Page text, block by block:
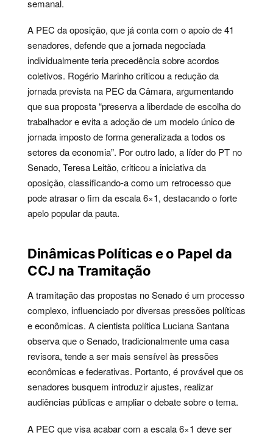
semanal.
A PEC da oposição, que já conta com o apoio de 41
senadores, defende que a jornada negociada
individualmente teria precedência sobre acordos
coletivos. Rogério Marinho criticou a redução da
jornada prevista na PEC da Câmara, argumentando
que sua proposta “preserva a liberdade de escolha do
trabalhador e evita a adoção de um modelo único de
jornada imposto de forma generalizada a todos os
setores da economia”. Por outro lado, a líder do PT no
Senado, Teresa Leitão, criticou a iniciativa da
oposição, classificando-a como um retrocesso que
pode atrasar o fim da escala 6×1, destacando o forte
apelo popular da pauta.
Dinâmicas Políticas e o Papel da
CCJ na Tramitação
A tramitação das propostas no Senado é um processo
complexo, influenciado por diversas pressões políticas
e econômicas. A cientista política Luciana Santana
observa que o Senado, tradicionalmente uma casa
revisora, tende a ser mais sensível às pressões
econômicas e federativas. Portanto, é provável que os
senadores busquem introduzir ajustes, realizar
audiências públicas e ampliar o debate sobre o tema.
A PEC que visa acabar com a escala 6×1 deve ser